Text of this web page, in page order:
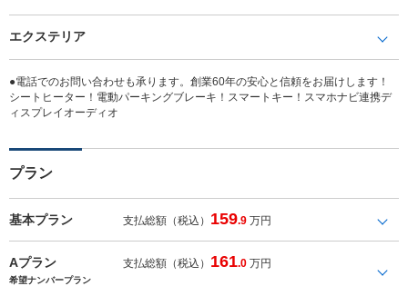
エクステリア
●電話でのお問い合わせも承ります。創業60年の安心と信頼をお届けします！
シートヒーター！電動パーキングブレーキ！スマートキー！スマホナビ連携デ
ィスプレイオーディオ
プラン
基本プラン 支払総額（税込） 159.9 万円
Aプラン 支払総額（税込） 161.0 万円
希望ナンバープラン